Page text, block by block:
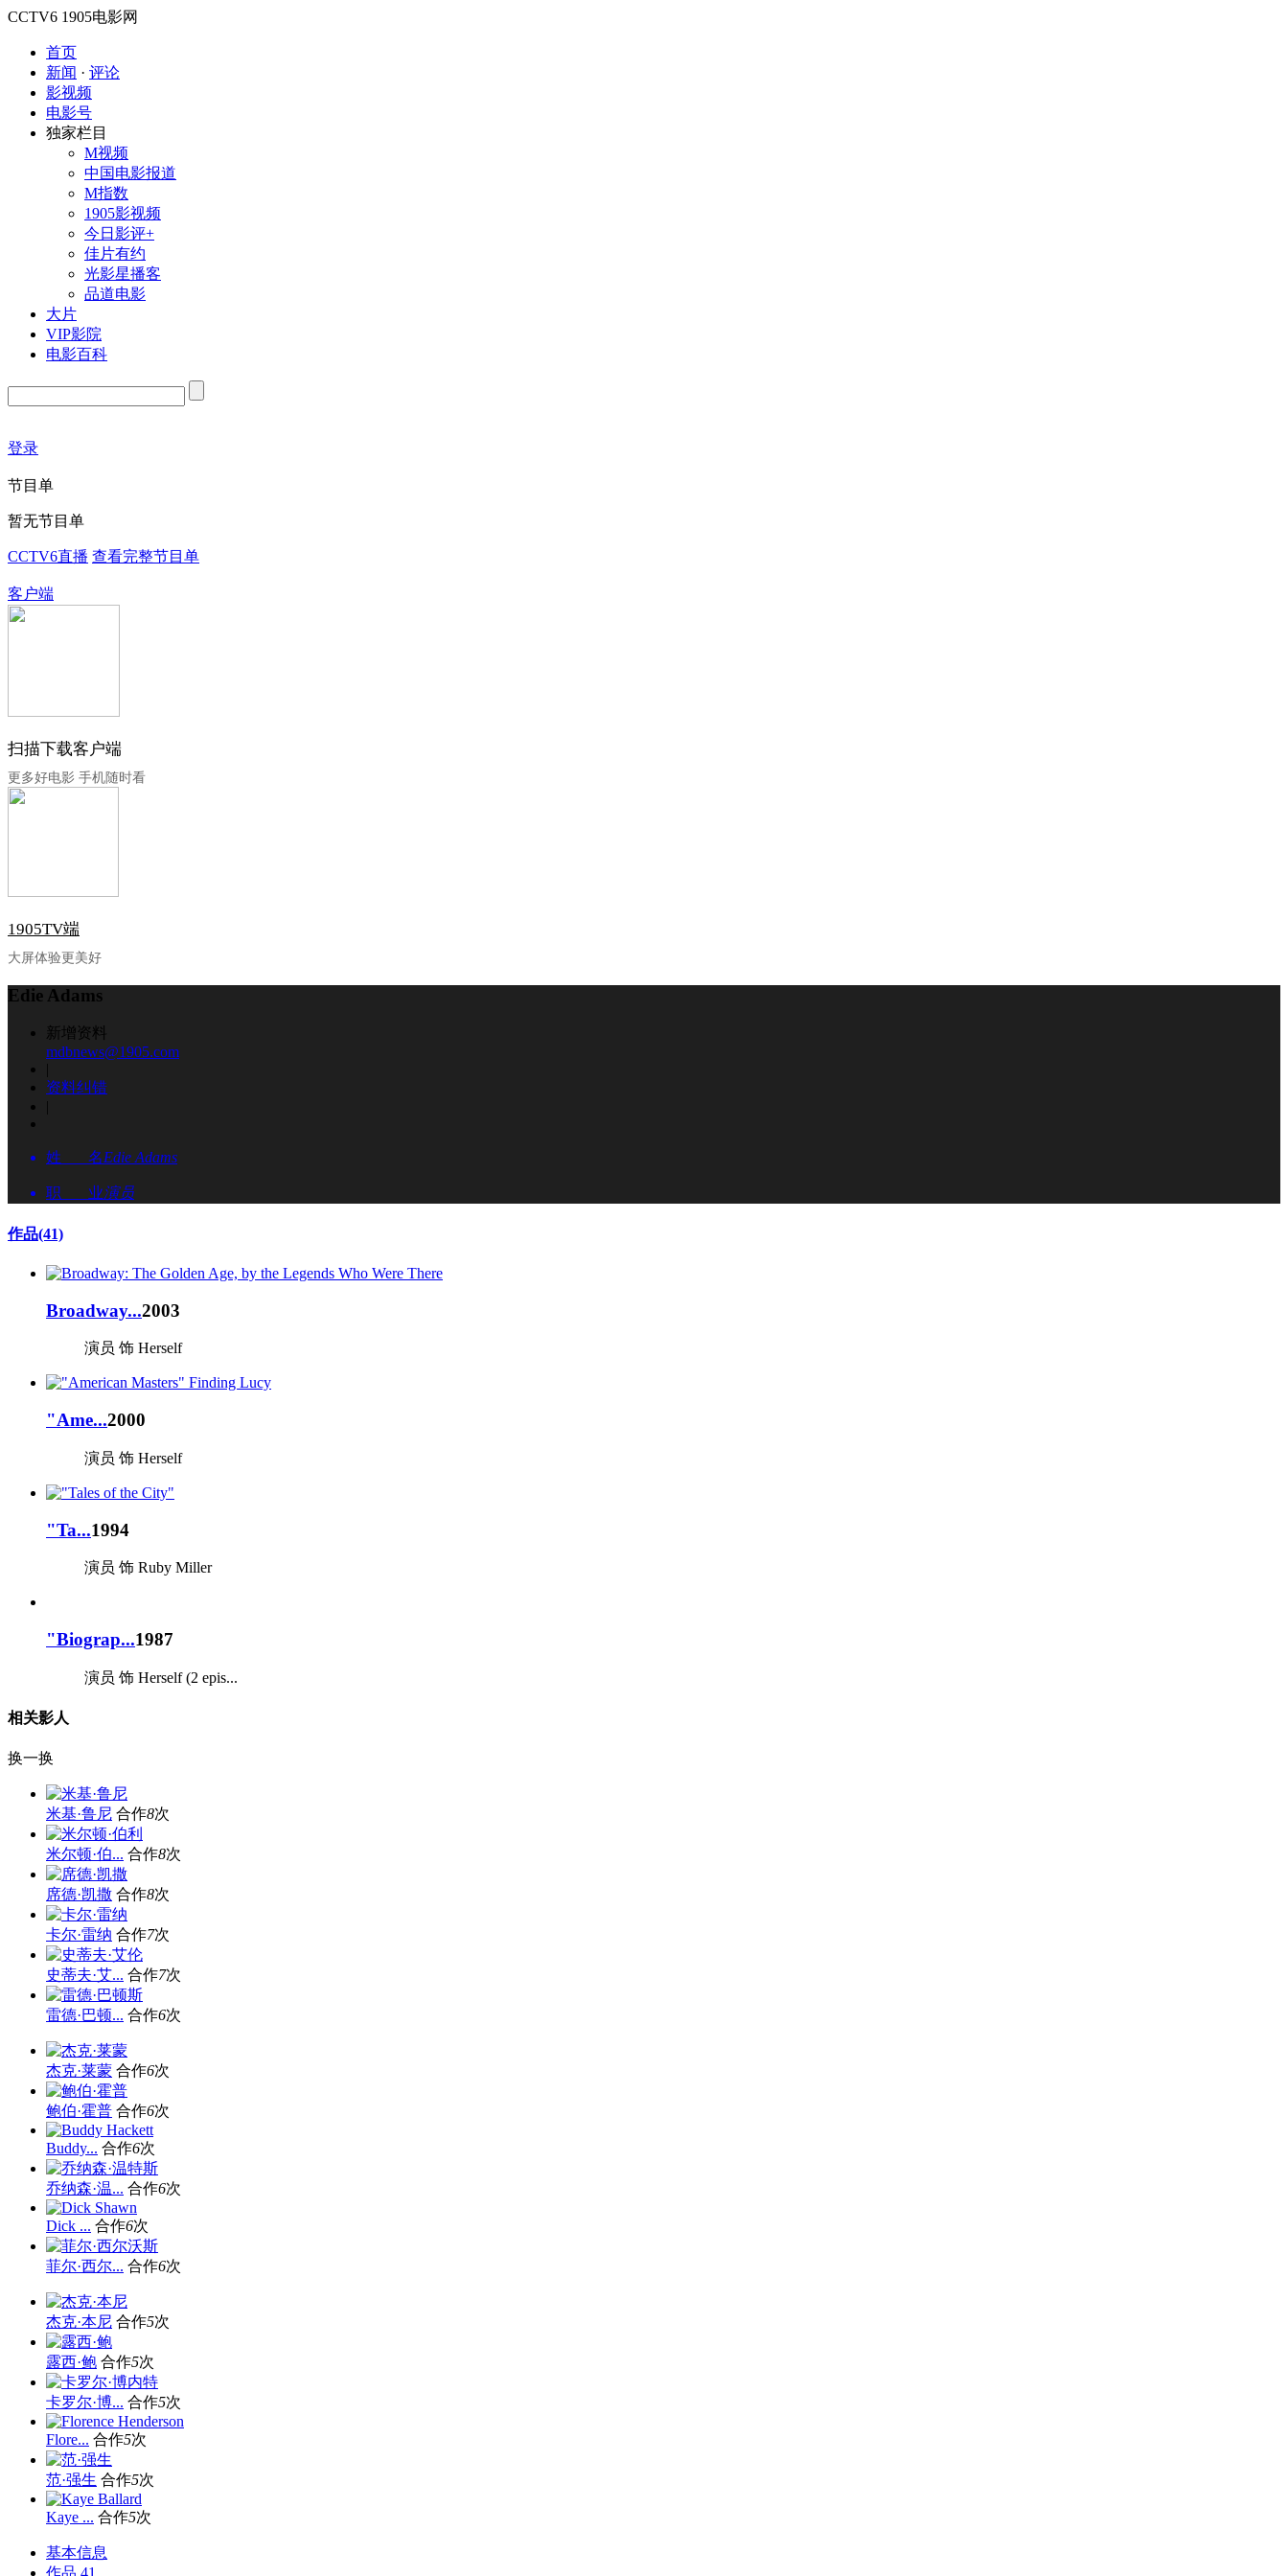
CCTV6 1905电影网
首页
新闻 · 评论
影视频
电影号
独家栏目
M视频
中国电影报道
M指数
1905影视频
今日影评+
佳片有约
光影星播客
品道电影
大片
VIP影院
电影百科
登录
节目单
暂无节目单
CCTV6直播 查看完整节目单
客户端
扫描下载客户端
更多好电影 手机随时看
1905TV端
大屏体验更美好
Edie Adams
新增资料
mdbnews@1905.com
|
资料纠错
|
姓 名Edie Adams
职 业演员
作品(41)
Broadway...2003
演员 饰 Herself
"Ame...2000
演员 饰 Herself
"Ta...1994
演员 饰 Ruby Miller
"Biograp...1987
演员 饰 Herself (2 epis...
相关影人
换一换
米基·鲁尼 合作8次
米尔顿·伯... 合作8次
席德·凯撒 合作8次
卡尔·雷纳 合作7次
史蒂夫·艾... 合作7次
雷德·巴顿... 合作6次
杰克·莱蒙 合作6次
鲍伯·霍普 合作6次
Buddy... 合作6次
乔纳森·温... 合作6次
Dick ... 合作6次
菲尔·西尔... 合作6次
杰克·本尼 合作5次
露西·鲍 合作5次
卡罗尔·博... 合作5次
Flore... 合作5次
范·强生 合作5次
Kaye ... 合作5次
基本信息